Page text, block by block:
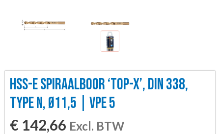
HSS-E SPIRAALBOOR ‘TOP-X’, DIN 338,
TYPE N, Ø11,5 | VPE 5
€ 142,66 Excl. BTW